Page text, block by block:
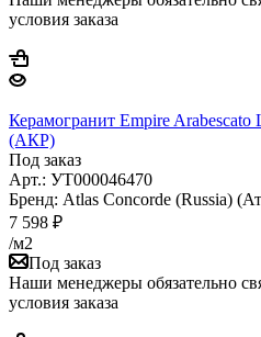
условия заказа
Керамогранит Empire
(АКР)
Под заказ
Арт.: УТ000046470
Бренд: Atlas Concorde (Russia)
7 598 ₽
/м2
Под заказ
Наши менеджеры обязательно
условия заказа